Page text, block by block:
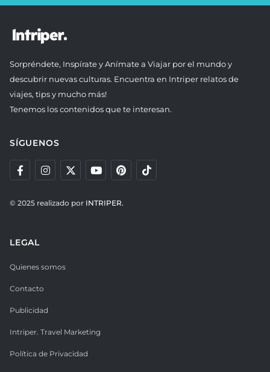
Sorpréndete, Inspírate y Anímate a Viajar por el mundo y
descubrir nuevas culturas. Encuentra en Intriper relatos de
viajes, tips y mucho más!
Tenemos los contenidos que te interesan.
SÍGUENOS
© 2025 realizado por INTRIPER.
LEGAL
Quienes somos
Contacto
Publicidad
Intriper. Travel Marketing
Política de Privacidad